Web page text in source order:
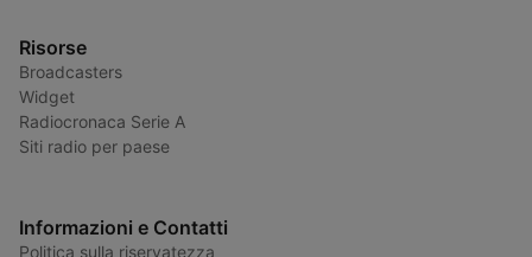
Risorse
Broadcasters
Widget
Radiocronaca Serie A
Siti radio per paese
Informazioni e Contatti
Politica sulla riservatezza